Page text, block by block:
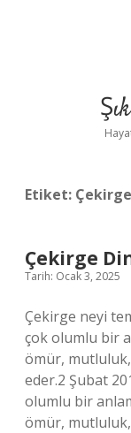
Etiket:
Çekirge
Tarih: Ocak 3, 2025
Çekirge neyi
çok olumlu bir
ömür,
eder.2 Şubat
olumlu bir
ömür,